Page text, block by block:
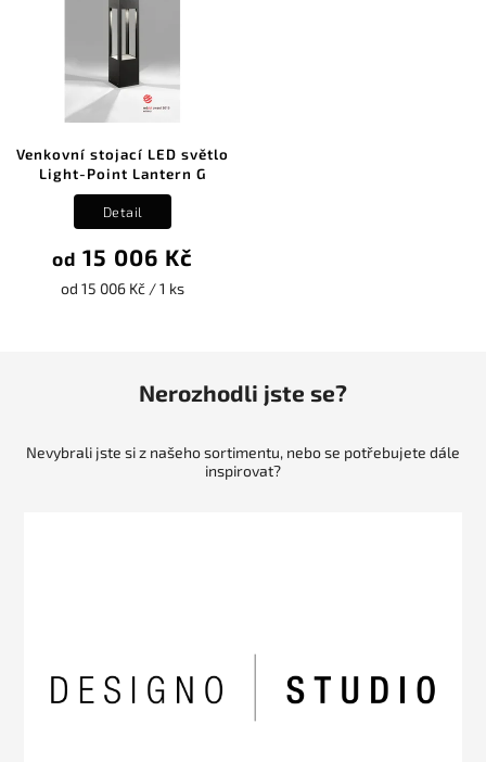
Venkovní stojací LED světlo
Light-Point Lantern G
od 15 006 Kč
od 15 006 Kč / 1 ks
Detail
Nerozhodli jste se?
Nevybrali jste si z našeho sortimentu, nebo se potřebujete dále
inspirovat?